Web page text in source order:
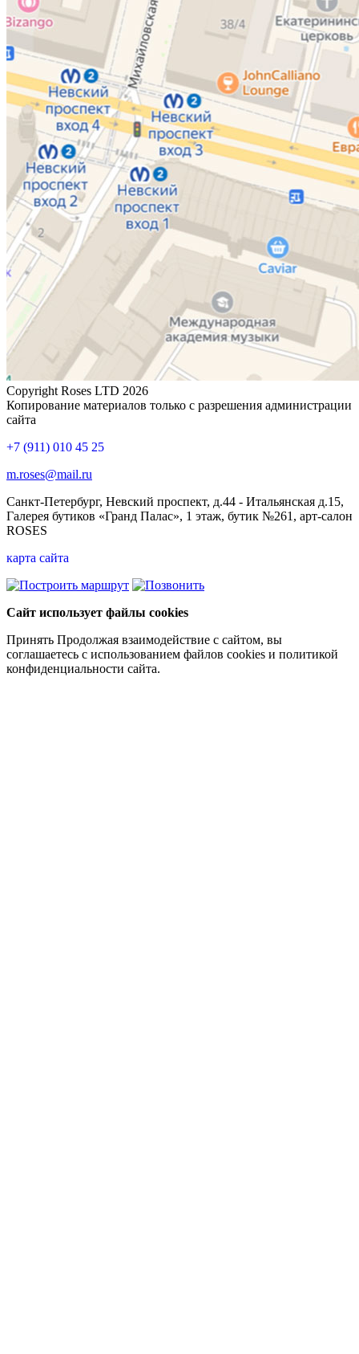
Copyright Roses LTD 2026
Копирование материалов только с разрешения администрации
сайта
+7 (911) 010 45 25
m.roses@mail.ru
Санкт-Петербург, Невский проспект, д.44 - Итальянская д.15,
Галерея бутиков «Гранд Палас», 1 этаж, бутик №261, арт-салон
ROSES
карта сайта
Сайт использует файлы cookies
Принять Продолжая взаимодействие с сайтом, вы
соглашаетесь с использованием файлов cookies и политикой
конфиденциальности сайта.